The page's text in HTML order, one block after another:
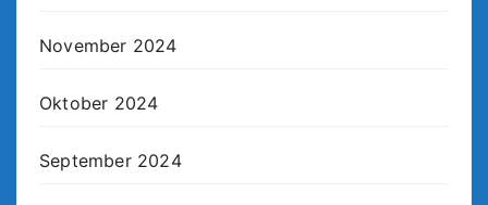
November 2024
Oktober 2024
September 2024